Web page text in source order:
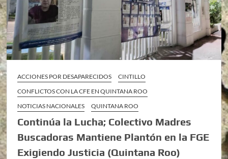
ACCIONES POR DESAPARECIDOS
CINTILLO
CONFLICTOS CON LA CFE EN QUINTANA ROO
NOTICIAS NACIONALES
QUINTANA ROO
Continúa la Lucha; Colectivo Madres
Buscadoras Mantiene Plantón en la FGE
Exigiendo Justicia (Quintana Roo)